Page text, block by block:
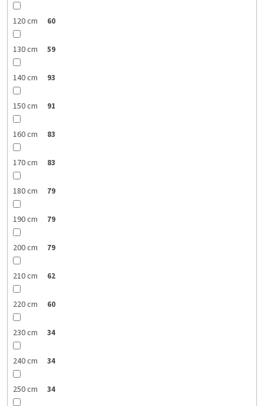
120 cm 60
130 cm 59
140 cm 93
150 cm 91
160 cm 83
170 cm 83
180 cm 79
190 cm 79
200 cm 79
210 cm 62
220 cm 60
230 cm 34
240 cm 34
250 cm 34